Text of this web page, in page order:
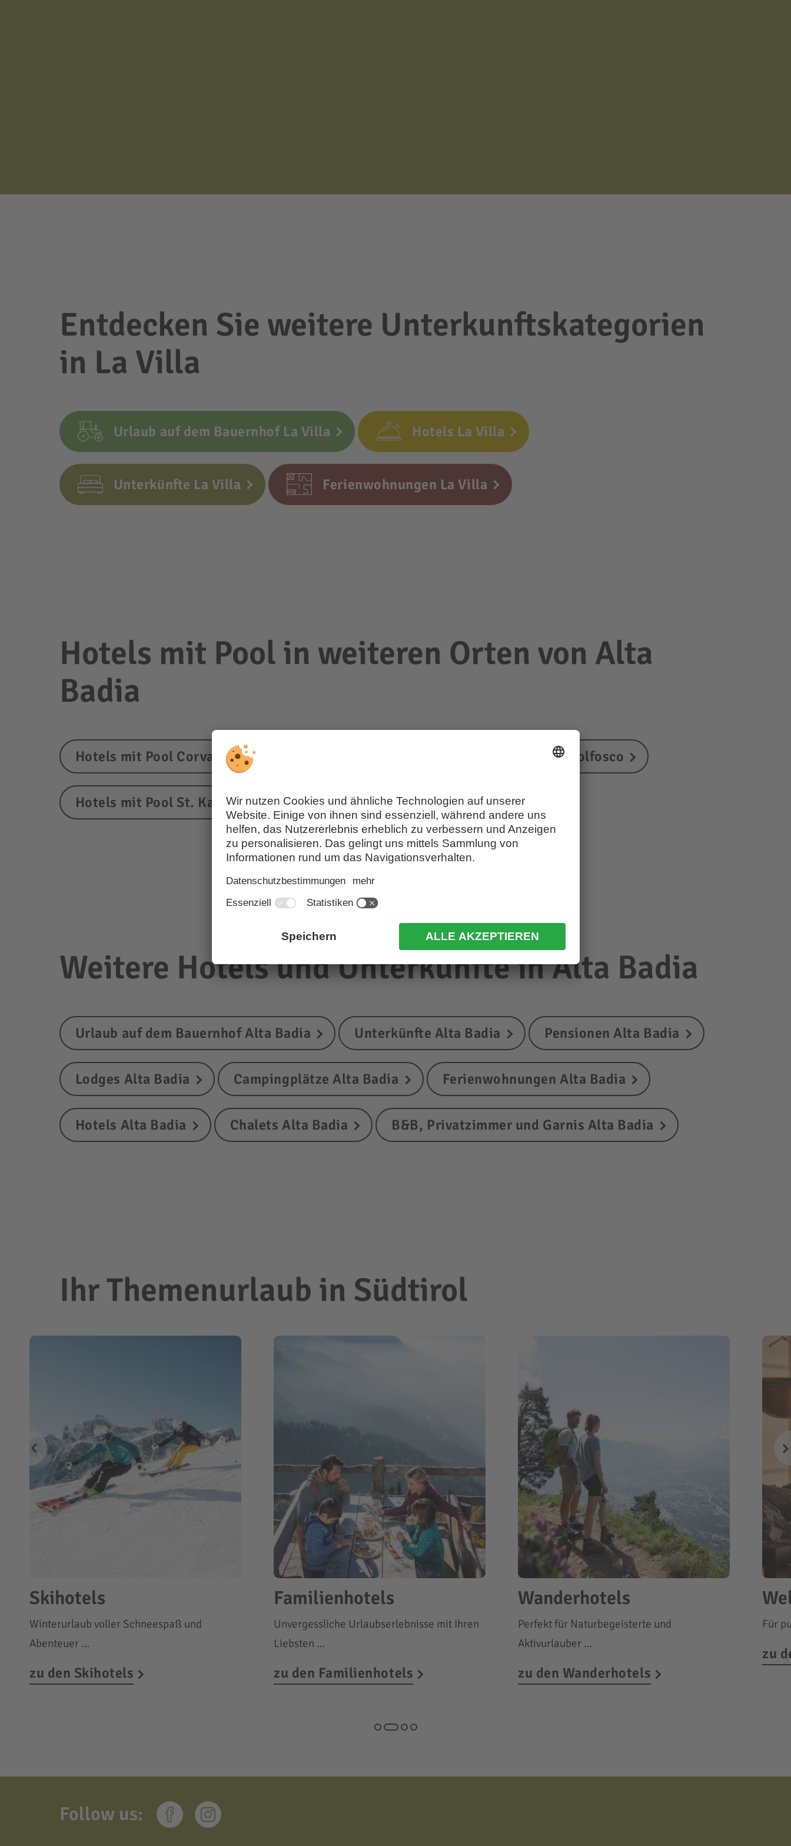
Entdecken Sie weitere Unterkunftskategorien
in La Villa
Urlaub auf dem Bauernhof La Villa Hotels La Villa
Unterkünfte La Villa Ferienwohnungen La Villa
Hotels mit Pool in weiteren Orten von Alta
Badia
Hotels mit Pool Corvara Hotels mit Pool Colfosco
Hotels mit Pool St. Kassian Hotels mit Pool Abtei
Weitere Hotels und Unterkünfte in Alta Badia
Urlaub auf dem Bauernhof Alta Badia Unterkünfte Alta Badia Pensionen Alta Badia
Lodges Alta Badia Campingplätze Alta Badia Ferienwohnungen Alta Badia
Hotels Alta Badia Chalets Alta Badia B&B, Privatzimmer und Garnis Alta Badia
Ihr Themenurlaub in Südtirol
Skihotels
Winterurlaub voller Schneespaß und
Abenteuer …
zu den Skihotels
Familienhotels
Unvergessliche Urlaubserlebnisse mit Ihren
Liebsten …
zu den Familienhotels
Wanderhotels
Perfekt für Naturbegeisterte und
Aktivurlauber …
zu den Wanderhotels
Für
zu
Follow us: